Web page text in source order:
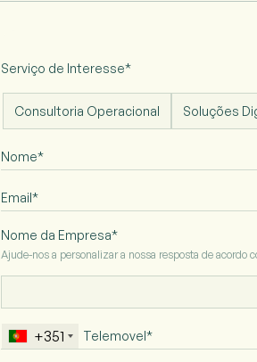
Serviço de Interesse*
Nome da Empresa*
Ajude-nos a personalizar a nossa resposta de acordo
+351